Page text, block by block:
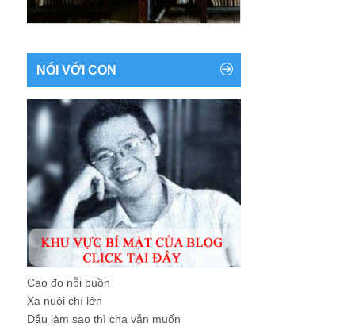
NÓI VỚI CON
Cao đo nỗi buồn
Xa nuôi chí lớn
Dẫu làm sao thì cha vẫn muốn